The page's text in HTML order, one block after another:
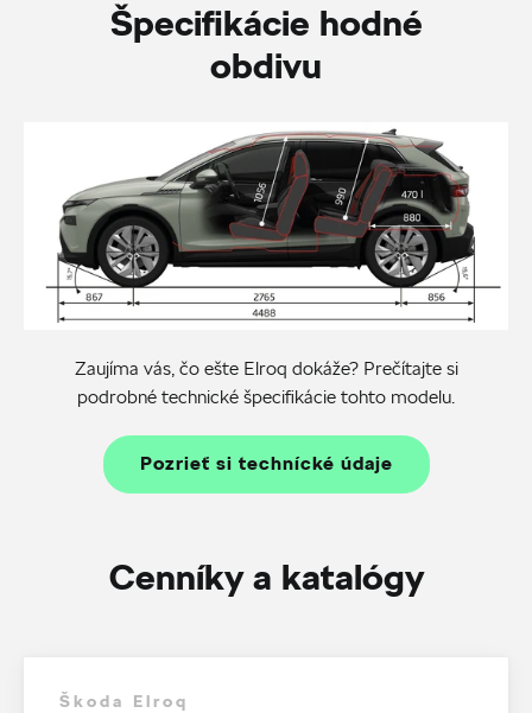
Špecifikácie hodné
obdivu
Zaujíma vás, čo ešte Elroq dokáže? Prečítajte si
podrobné technické špecifikácie tohto modelu.
Pozrieť si technícké údaje
Cenníky a katalógy
Škoda Elroq